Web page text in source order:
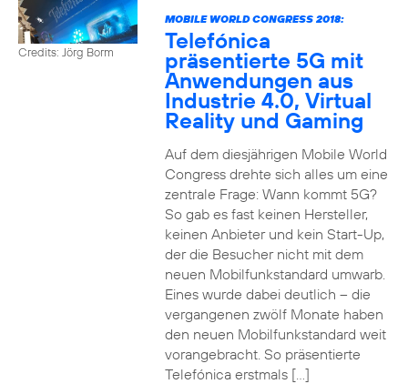
Credits: Jörg Borm
MOBILE WORLD CONGRESS 2018:
Telefónica
präsentierte 5G mit
Anwendungen aus
Industrie 4.0, Virtual
Reality und Gaming
Auf dem diesjährigen Mobile World
Congress drehte sich alles um eine
zentrale Frage: Wann kommt 5G?
So gab es fast keinen Hersteller,
keinen Anbieter und kein Start-Up,
der die Besucher nicht mit dem
neuen Mobilfunkstandard umwarb.
Eines wurde dabei deutlich – die
vergangenen zwölf Monate haben
den neuen Mobilfunkstandard weit
vorangebracht. So präsentierte
Telefónica erstmals […]